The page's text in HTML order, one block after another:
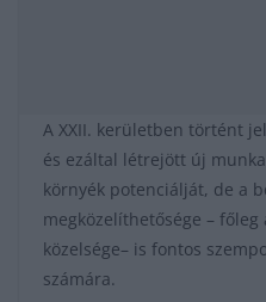
A XXII. kerületben történt
és ezáltal létrejött új
környék potenciálját, de a
megközelíthetősége –
közelsége– is fontos
számára.